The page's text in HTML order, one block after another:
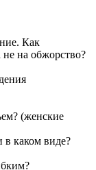
Как
на обжорство?
(женские
в каком виде?